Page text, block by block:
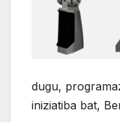
dugu,
iniziatiba bat,